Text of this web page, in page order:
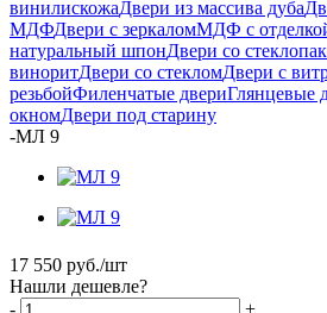
винилискожаДвери из массива дуба
МДФДвери с зеркаломМДФ с
натуральный шпонДвери со
виноритДвери со стекломДвери с
резьбойФиленчатые двериГлянцевые
окномДвери под старину
-МЛ 9
17 550 руб./шт
Нашли дешевле?
-
+